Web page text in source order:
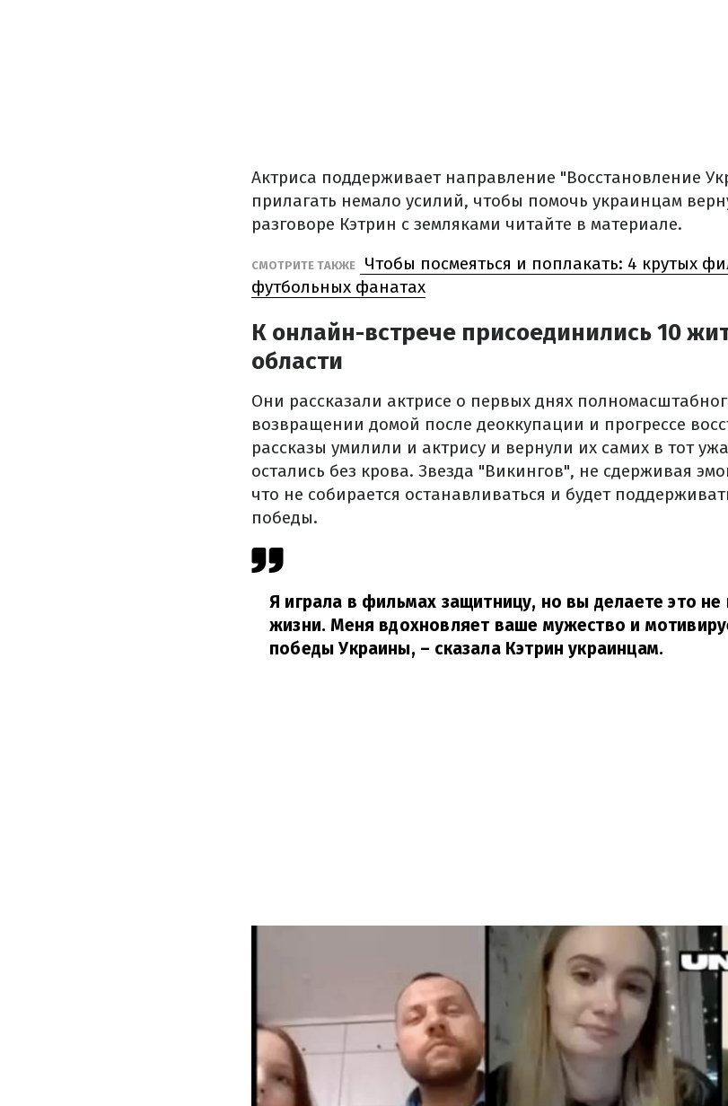
Актриса поддерживает направление "Восстановление
прилагать немало усилий, чтобы помочь украинцам
разговоре Кэтрин с земляками читайте в материале.
СМОТРИТЕ ТАКЖЕ
Чтобы посмеяться и поплакать: 4 крутых
футбольных фанатах
К онлайн-встрече присоединились 10
области
Они рассказали актрисе о первых днях
возвращении домой после деоккупации и прогрессе
рассказы умилили и актрису и вернули их самих в тот
остались без крова. Звезда "Викингов", не сдерживая
что не собирается останавливаться и будет
победы.
Я играла в фильмах защитницу, но вы делаете это не
жизни. Меня вдохновляет ваше мужество и
победы Украины, – сказала Кэтрин украинцам.